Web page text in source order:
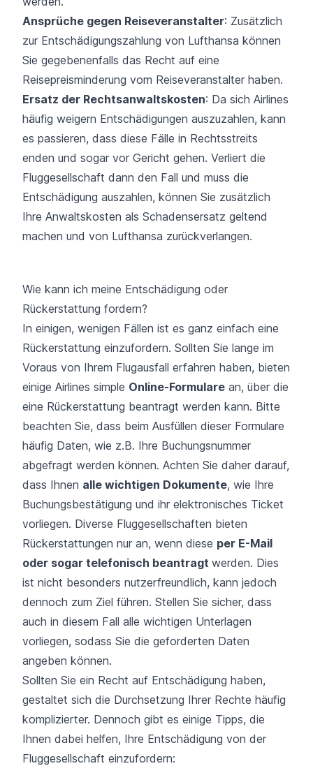
Ansprüche gegen Reiseveranstalter: Zusätzlich
zur Entschädigungszahlung von Lufthansa können
Sie gegebenenfalls das Recht auf eine
Reisepreisminderung vom Reiseveranstalter haben.
Ersatz der Rechtsanwaltskosten: Da sich Airlines
häufig weigern Entschädigungen auszuzahlen, kann
es passieren, dass diese Fälle in Rechtsstreits
enden und sogar vor Gericht gehen. Verliert die
Fluggesellschaft dann den Fall und muss die
Entschädigung auszahlen, können Sie zusätzlich
Ihre Anwaltskosten als Schadensersatz geltend
machen und von Lufthansa zurückverlangen.
Wie kann ich meine Entschädigung oder
Rückerstattung fordern?
In einigen, wenigen Fällen ist es ganz einfach eine
Rückerstattung einzufordern. Sollten Sie lange im
Voraus von Ihrem Flugausfall erfahren haben, bieten
einige Airlines simple Online-Formulare an, über die
eine Rückerstattung beantragt werden kann. Bitte
beachten Sie, dass beim Ausfüllen dieser Formulare
häufig Daten, wie z.B. Ihre Buchungsnummer
abgefragt werden können. Achten Sie daher darauf,
dass Ihnen alle wichtigen Dokumente, wie Ihre
Buchungsbestätigung und ihr elektronisches Ticket
vorliegen. Diverse Fluggesellschaften bieten
Rückerstattungen nur an, wenn diese per E-Mail
oder sogar telefonisch beantragt werden. Dies
ist nicht besonders nutzerfreundlich, kann jedoch
dennoch zum Ziel führen. Stellen Sie sicher, dass
auch in diesem Fall alle wichtigen Unterlagen
vorliegen, sodass Sie die geforderten Daten
angeben können.
Sollten Sie ein Recht auf Entschädigung haben,
gestaltet sich die Durchsetzung Ihrer Rechte häufig
komplizierter. Dennoch gibt es einige Tipps, die
Ihnen dabei helfen, Ihre Entschädigung von der
Fluggesellschaft einzufordern: